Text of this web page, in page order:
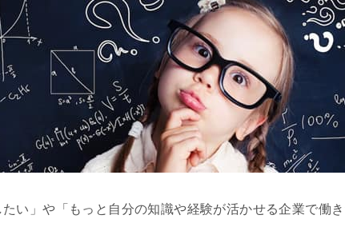
たい」や「もっと自分の知識や経験が活かせる企業で働